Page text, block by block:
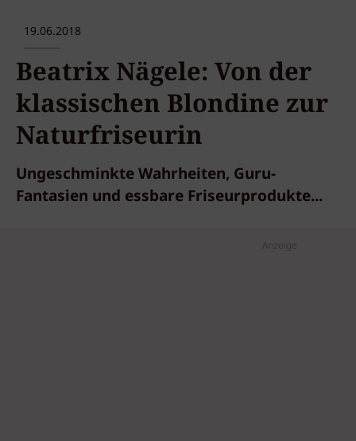
19.06.2018
Beatrix Nägele: Von der
klassischen Blondine zur
Naturfriseurin
Ungeschminkte Wahrheiten, Guru-
Fantasien und essbare Friseurprodukte...
Anzeige